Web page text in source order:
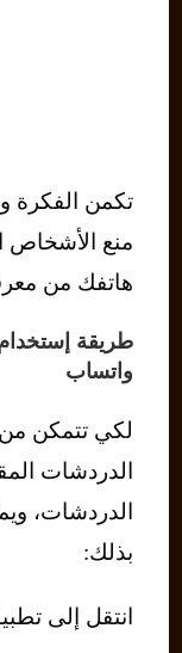
تكمن الفكرة
منع الأشخاص
هاتفك من
واتساب
لكي تتمكن
الدردشات
الدردشات،
بذلك:
انتقل إلى